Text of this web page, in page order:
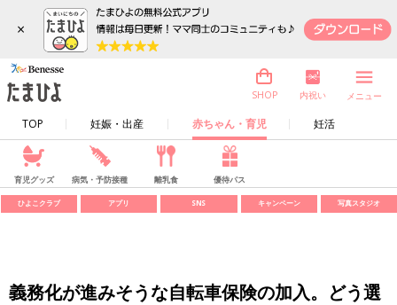
×
TOP 妊娠・出産 赤ちゃん・育児 妊活
SHOP 内祝い メニュー
育児グッズ 病気・予防接種 離乳食 優待パス
ひよこクラブ アプリ SNS キャンペーン 写真スタジオ
義務化が進みそうな自転車保険の加入。どう選